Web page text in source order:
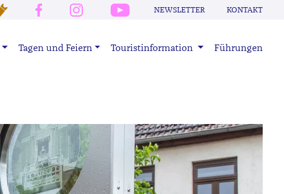
NEWSLETTER KONTAKT
Tagen und Feiern Touristinformation Führungen